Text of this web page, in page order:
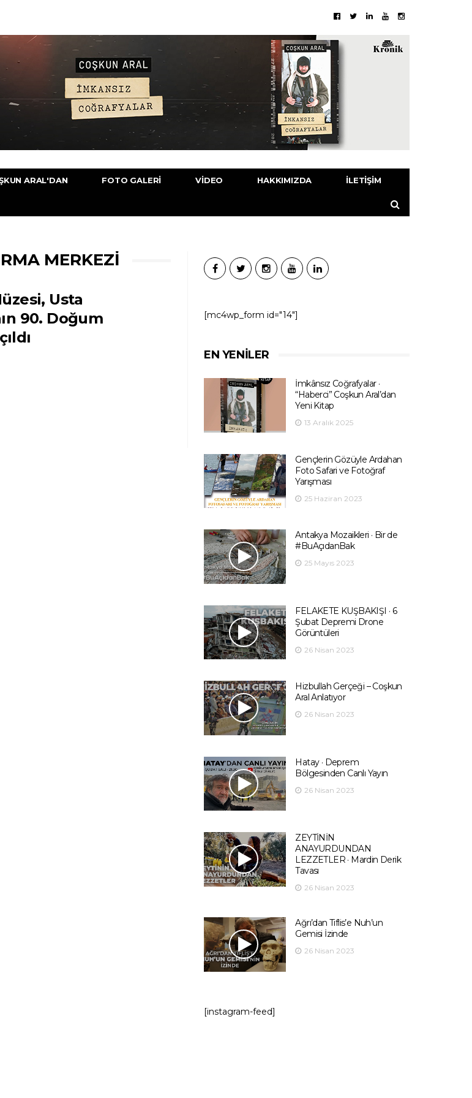
ARAL'DAN FOTO GALERI VIDEO HAKKIMIZDA İLETIŞIM
MERKEZI
Usta
90. Doğum
[mc4wp_form id="14"]
EN YENILER
İmkânsız Coğrafyalar ·
“Haberci” Coşkun Aral’dan
Yeni Kitap
13 Aralık 2025
Gençlerin Gözüyle Ardahan
Foto Safari ve Fotoğraf
Yarışması
25 Haziran 2023
Antakya Mozaikleri · Bir de
#BuAçıdanBak
25 Mayıs 2023
FELAKETE KUŞBAKIŞI · 6
Şubat Depremi Drone
Görüntüleri
26 Nisan 2023
Hizbullah Gerçeği – Coşkun
Aral Anlatıyor
26 Nisan 2023
Hatay · Deprem
Bölgesinden Canlı Yayın
26 Nisan 2023
ZEYTİNİN
ANAYURDUNDAN
LEZZETLER · Mardin Derik
Tavası
26 Nisan 2023
Ağrı’dan Tiflis’e Nuh’un
Gemisi İzinde
26 Nisan 2023
[instagram-feed]